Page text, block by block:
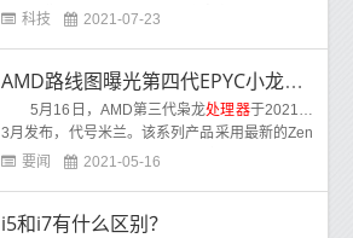
出了我们可以期待的一些关键新规格，但有一
科技 2021-07-23
AMD路线图曝光第四代EPYC小龙处理器：64核以上
5月16日，AMD第三代枭龙处理器于2021年
3月发布，代号米兰。该系列产品采用最新的Zen
3架构和7nm工艺，IPC性能世代提升19%，最多
要闻 2021-05-16
i5和i7有什么区别？